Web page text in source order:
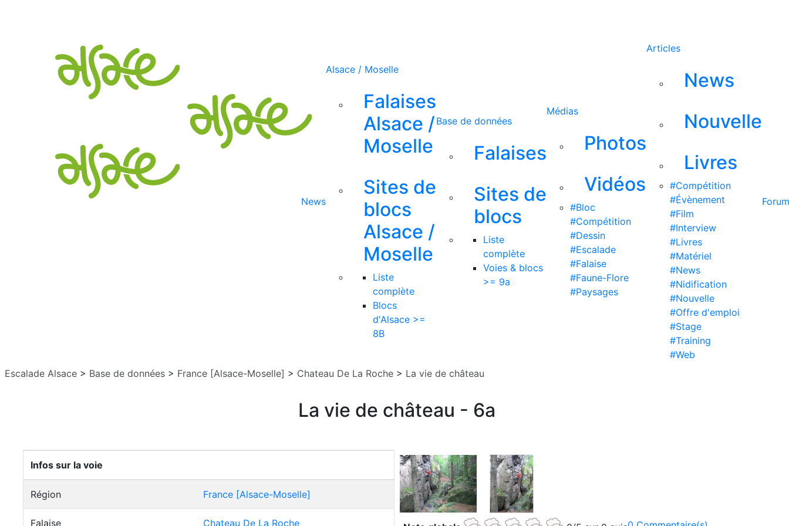
News
Alsace / Moselle
Falaises
Alsace /
Moselle
Sites de
blocs
Alsace /
Moselle
Liste
complète
Blocs
d'Alsace >=
8B
Base de données
Falaises
Sites de
blocs
Liste
complète
Voies & blocs
>= 9a
Médias
Photos
Vidéos
#Bloc
#Compétition
#Dessin
#Escalade
#Falaise
#Faune-Flore
#Paysages
Articles
News
Nouvelle
Livres
#Compétition
#Évènement
#Film
#Interview
#Livres
#Matériel
#News
#Nidification
#Nouvelle
#Offre d'emploi
#Stage
#Training
#Web
Forum
Escalade Alsace > Base de données > France [Alsace-Moselle] > Chateau De La Roche > La vie de château
La vie de château - 6a
Infos sur la voie
Région France [Alsace-Moselle]
Falaise Chateau De La Roche